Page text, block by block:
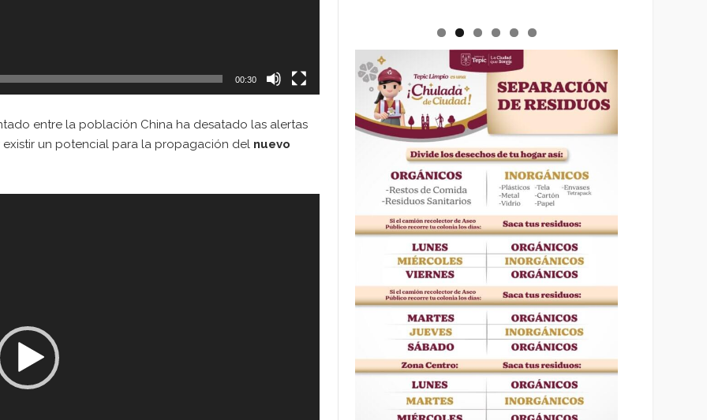
00:30
entre la población China ha desatado las alertas
existir un potencial para la propagación del nuevo